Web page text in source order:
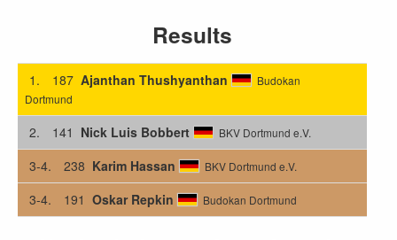
Results
1. 187 Ajanthan Thushyanthan
Budokan
Dortmund
2. 141 Nick Luis Bobbert BKV Dortmund e.V.
3-4. 238 Karim Hassan BKV Dortmund e.V.
3-4. 191 Oskar Repkin Budokan Dortmund